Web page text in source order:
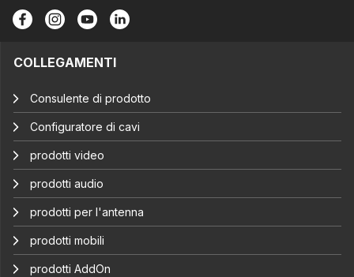
COLLEGAMENTI
Consulente di prodotto
Configuratore di cavi
prodotti video
prodotti audio
prodotti per l'antenna
prodotti mobili
prodotti AddOn